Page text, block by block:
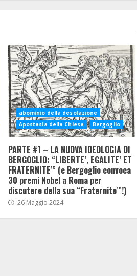
abominio della desolazione
Apostasia della Chiesa
Bergoglio
PARTE #1 – LA NUOVA IDEOLOGIA DI
BERGOGLIO: “LIBERTE’, EGALITE’ ET
FRATERNITE'” (e Bergoglio convoca
30 premi Nobel a Roma per
discutere della sua “Fraternite'”!)
26 Maggio 2024